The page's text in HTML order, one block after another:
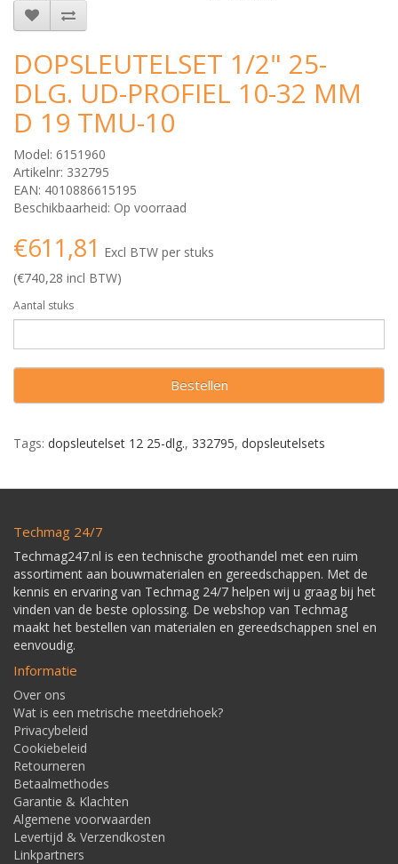
DOPSLEUTELSET 1/2" 25-
DLG. UD-PROFIEL 10-32 MM
D 19 TMU-10
Model: 6151960
Artikelnr: 332795
EAN: 4010886615195
Beschikbaarheid: Op voorraad
€611,81 Excl BTW per stuks
(€740,28 incl BTW)
Aantal stuks
Bestellen
Tags: dopsleutelset 12 25-dlg., 332795, dopsleutelsets
Techmag 24/7
Techmag247.nl is een technische groothandel met een ruim
assortiment aan bouwmaterialen en gereedschappen. Met de
kennis en ervaring van Techmag 24/7 helpen wij u graag bij het
vinden van de beste oplossing. De webshop van Techmag
maakt het bestellen van materialen en gereedschappen snel en
eenvoudig.
Informatie
Over ons
Wat is een metrische meetdriehoek?
Privacybeleid
Cookiebeleid
Retourneren
Betaalmethodes
Garantie & Klachten
Algemene voorwaarden
Levertijd & Verzendkosten
Linkpartners